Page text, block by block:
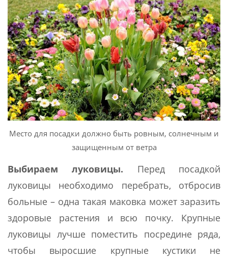
Место для посадки должно быть ровным, солнечным и
защищенным от ветра
Выбираем луковицы. Перед посадкой
луковицы необходимо перебрать, отбросив
больные – одна такая маковка может заразить
здоровые растения и всю почку. Крупные
луковицы лучше поместить посредине ряда,
чтобы выросшие крупные кустики не